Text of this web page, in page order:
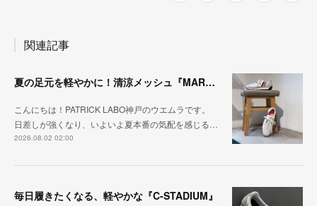
関連記事
夏の足元を軽やかに！清涼メッシュ『MARATHON-ME2』
こんにちは！PATRICK LABO神戸のウエムラです。
日差しが強くなり、いよいよ夏本番の気配を感じる…
2026.08.02 02:00
毎日履きたくなる、軽やかな『C-STADIUM』